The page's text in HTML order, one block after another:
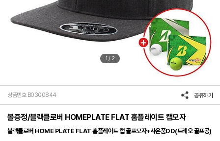
1 / 2
상품번호 B0300844 공유하기
볼증정/블랙클로버 HOMEPLATE FLAT 홈플레이트 캡모자
블랙클로버 HOME PLATE FLAT 홈플레이트 캡 골프모자+사은품DD(트레오 골프공)